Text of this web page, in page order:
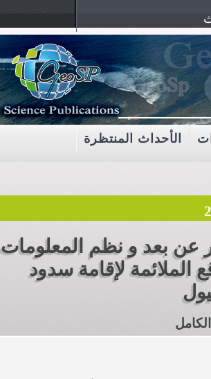
الأحداث المنتظرة
عن بعد و نظم المعلومات
الملائمة لإقامة سدود